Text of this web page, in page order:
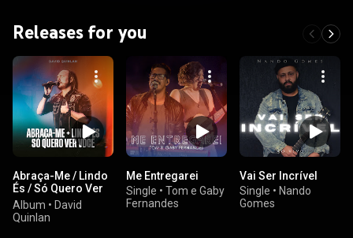
Releases for you
Abraça-Me / Lindo
És / Só Quero Ver
Você
Album • David
Quinlan
Me Entregarei
Single • Tom e Gaby
Fernandes
Vai Ser Incrível
Single • Nando
Gomes